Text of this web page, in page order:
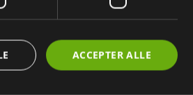
ACCEPTER ALLE